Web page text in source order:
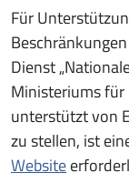
Für
Dienst
Ministeriums für
unterstützt von
zu stellen, ist
Website